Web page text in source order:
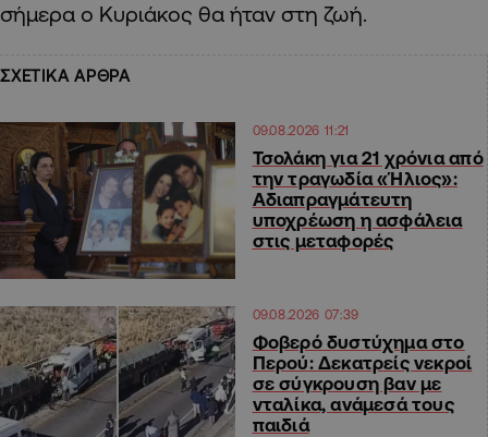
σήμερα ο Κυριάκος θα ήταν στη ζωή.
ΣΧΕΤΙΚΑ ΑΡΘΡΑ
09.08.2026 11:21
Τσολάκη για 21 χρόνια από
την τραγωδία «Ήλιος»:
Αδιαπραγμάτευτη
υποχρέωση η ασφάλεια
στις μεταφορές
09.08.2026 07:39
Φοβερό δυστύχημα στο
Περού: Δεκατρείς νεκροί
σε σύγκρουση βαν με
νταλίκα, ανάμεσά τους
παιδιά